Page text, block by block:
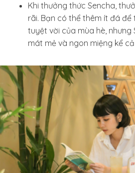
Khi thưởng thức Sencha,
rãi. Bạn có thể thêm ít đá
tuyệt vời của mùa hè, nhưng
mát mẻ và ngon miệng kể